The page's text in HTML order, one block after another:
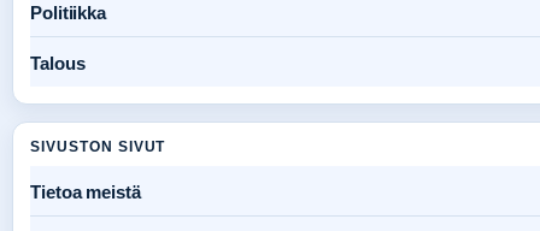
Politiikka
Talous
SIVUSTON SIVUT
Tietoa meistä